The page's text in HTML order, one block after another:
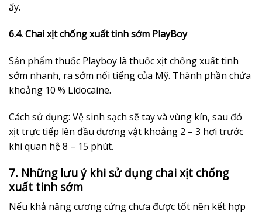
ấy.
6.4.Chai xịt chống xuất tinh sớm PlayBoy
Sản phẩm thuốc Playboy là thuốc xịt chống xuất tinh
sớm nhanh, ra sớm nổi tiếng của Mỹ. Thành phần chứa
khoảng 10 % Lidocaine.
Cách sử dụng: Vệ sinh sạch sẽ tay và vùng kín, sau đó
xịt trực tiếp lên đầu dương vật khoảng 2 – 3 hơi trước
khi quan hệ 8 – 15 phút.
7. Những lưu ý khi sử dụng chai xịt chống
xuất tinh sớm
Nếu khả năng cương cứng chưa được tốt nên kết hợp